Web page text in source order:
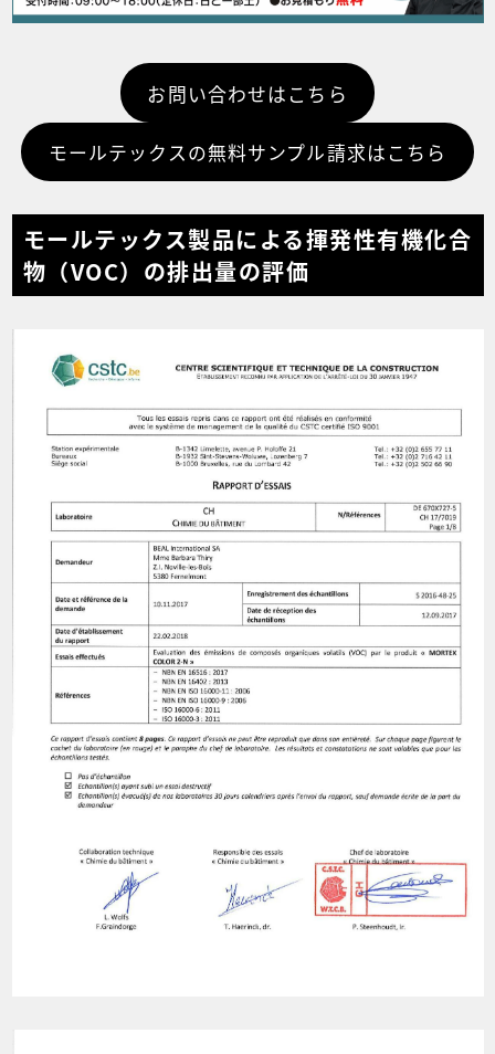
お問い合わせはこちら
モールテックスの無料サンプル請求はこちら
モールテックス製品による揮発性有機化合
物（VOC）の排出量の評価